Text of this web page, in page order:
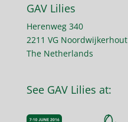
GAV Lilies
Herenweg 340
2211 VG Noordwijkerhout
The Netherlands
See GAV Lilies at: